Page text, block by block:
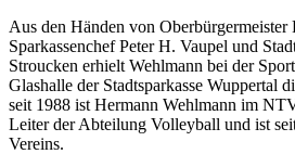
Aus den Händen von Oberbürgermeister
Sparkassenchef Peter H. Vaupel und
Stroucken erhielt Wehlmann bei der
Glashalle der Stadtsparkasse Wuppertal
seit 1988 ist Hermann Wehlmann im
Leiter der Abteilung Volleyball und ist
Vereins.